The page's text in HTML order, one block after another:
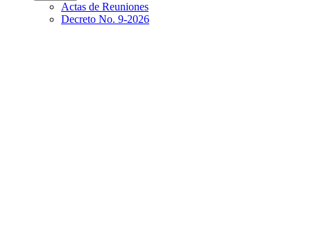
Actas de Reuniones
Decreto No. 9-2026